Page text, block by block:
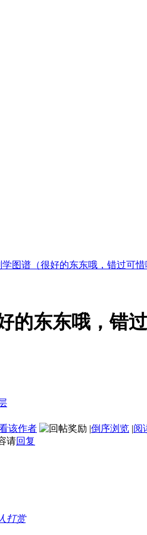
图谱（很好的东东哦，错过可惜
的东东哦，错过
该作者 |倒序浏览 |阅
请回复
人打赏